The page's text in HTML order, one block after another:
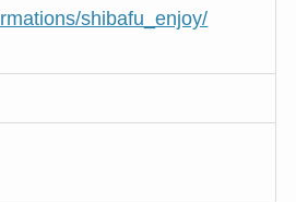
shibafu_enjoy/